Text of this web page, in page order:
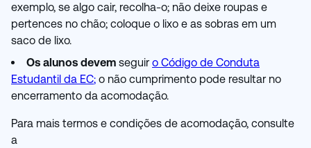
exemplo, se algo cair, recolha-o; não deixe roupas e
pertences no chão; coloque o lixo e as sobras em um
saco de lixo.
Os alunos devem seguir o Código de Conduta
Estudantil da EC; o não cumprimento pode resultar no
encerramento da acomodação.
Para mais termos e condições de acomodação, consulte
a